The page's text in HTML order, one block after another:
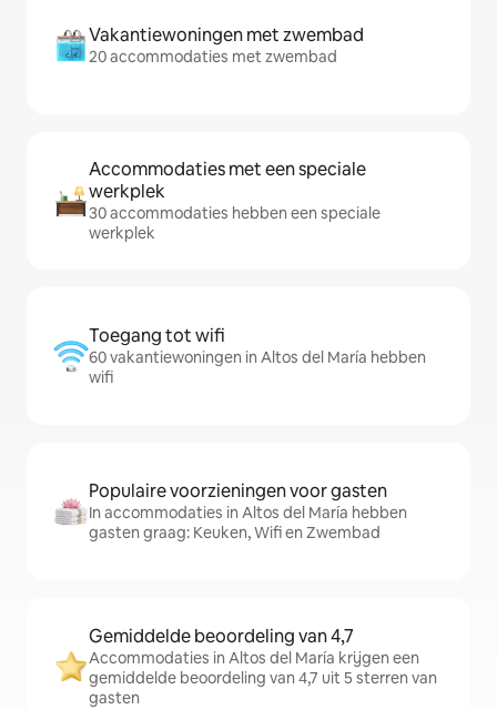
Vakantiewoningen met zwembad
20 accommodaties met zwembad
Accommodaties met een speciale
werkplek
30 accommodaties hebben een speciale
werkplek
Toegang tot wifi
60 vakantiewoningen in Altos del María hebben
wifi
Populaire voorzieningen voor gasten
In accommodaties in Altos del María hebben
gasten graag: Keuken, Wifi en Zwembad
Gemiddelde beoordeling van 4,7
Accommodaties in Altos del María krijgen een
gemiddelde beoordeling van 4,7 uit 5 sterren van
gasten